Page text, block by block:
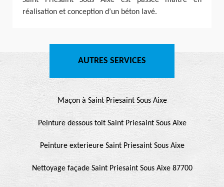
réalisation et conception d’un béton lavé.
AUTRES SERVICES
Maçon à Saint Priesaint Sous Aixe
Peinture dessous toit Saint Priesaint Sous Aixe
Peinture exterieure Saint Priesaint Sous Aixe
Nettoyage façade Saint Priesaint Sous Aixe 87700